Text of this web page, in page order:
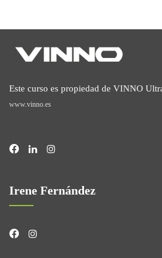
Este curso es propiedad de VINNO
www.vinno.es
Irene Fernández